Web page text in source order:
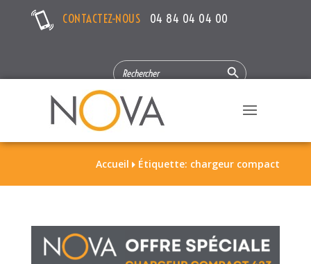
CONTACTEZ-NOUS 04 84 04 04 00
SEARCH
FOR:
Search Button
Accueil  Étiquette: chargeur compact